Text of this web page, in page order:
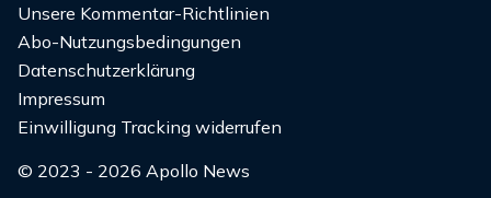
Unsere Kommentar-Richtlinien
Abo-Nutzungsbedingungen
Datenschutzerklärung
Impressum
Einwilligung Tracking widerrufen
© 2023 - 2026 Apollo News